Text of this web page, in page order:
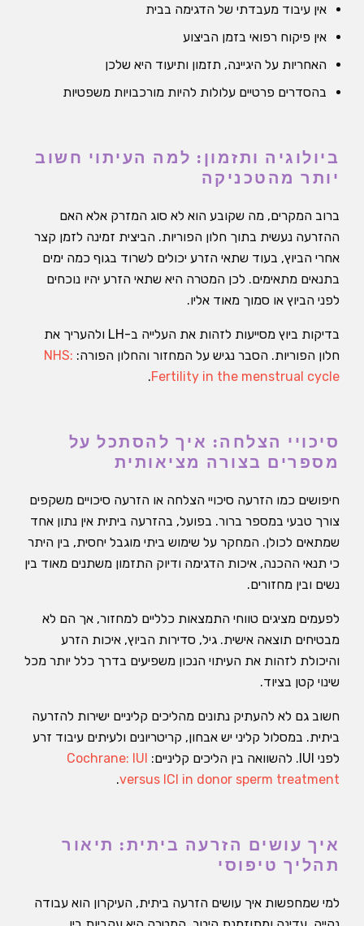
אין עיבוד מעבדתי של הדגימה בבית
אין פיקוח רפואי בזמן הביצוע
האחריות על היגיינה, תזמון ותיעוד היא שלכן
בהסדרים פרטיים עלולות להיות מורכבויות משפטיות
ביולוגיה ותזמון: למה העיתוי חשוב
יותר מהטכניקה
ברוב המקרים, מה שקובע הוא לא סוג המזרק אלא האם
ההזרעה נעשית בתוך חלון הפוריות. הביצית זמינה לזמן קצר
אחרי הביוץ, בעוד שתאי הזרע יכולים לשרוד בגוף כמה ימים
בתנאים מתאימים. לכן המטרה היא שתאי הזרע יהיו נוכחים
לפני הביוץ או סמוך מאוד אליו.
בדיקות ביוץ מסייעות לזהות את העלייה ב-LH ולהעריך את
חלון הפוריות. הסבר נגיש על המחזור והחלון הפורה: NHS:
Fertility in the menstrual cycle
.
סיכויי הצלחה: איך להסתכל על
מספרים בצורה מציאותית
חיפושים כמו הזרעה סיכויי הצלחה או הזרעה סיכויים משקפים
צורך טבעי במספר ברור. בפועל, בהזרעה ביתית אין נתון אחד
שמתאים לכולן. המחקר על שימוש ביתי מוגבל יחסית, בין היתר
כי תנאי ההכנה, איכות הדגימה ודיוק התזמון משתנים מאוד בין
נשים ובין מחזורים.
לפעמים מציגים טווחי התמצאות כלליים למחזור, אך הם לא
מבטיחים תוצאה אישית. גיל, סדירות הביוץ, איכות הזרע
והיכולת לזהות את העיתוי הנכון משפיעים בדרך כלל יותר מכל
שינוי קטן בציוד.
חשוב גם לא להעתיק נתונים מהליכים קליניים ישירות להזרעה
ביתית. במסלול קליני יש אבחון, קריטריונים ולעיתים עיבוד זרע
לפני IUI. להשוואה בין הליכים קליניים:
Cochrane: IUI
versus ICI in donor sperm treatment
.
איך עושים הזרעה ביתית: תיאור
תהליך טיפוסי
למי שמחפשות איך עושים הזרעה ביתית, העיקרון הוא עבודה